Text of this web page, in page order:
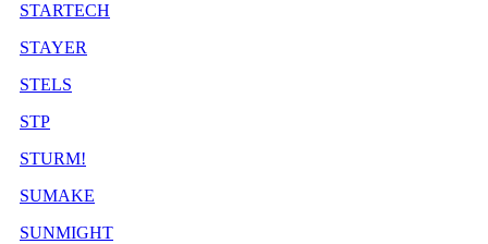
STARTECH
STAYER
STELS
STP
STURM!
SUMAKE
SUNMIGHT